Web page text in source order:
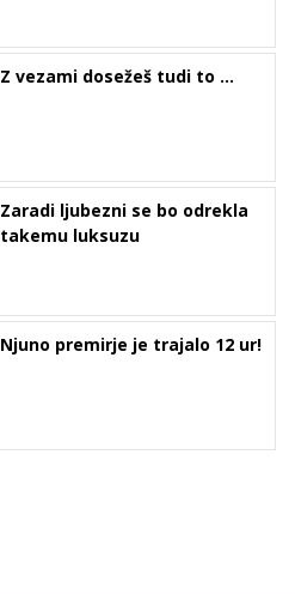
Z vezami dosežeš tudi to ...
Zaradi ljubezni se bo odrekla
takemu luksuzu
Njuno premirje je trajalo 12 ur!